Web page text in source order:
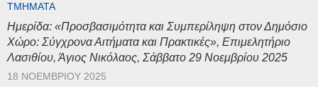
ΤΜΉΜΑΤΑ
Ημερίδα: «Προσβασιμότητα και Συμπερίληψη στον Δημόσιο
Χώρο: Σύγχρονα Αιτήματα και Πρακτικές», Επιμελητήριο
Λασιθίου, Άγιος Νικόλαος, Σάββατο 29 Νοεμβρίου 2025
18 ΝΟΕΜΒΡΊΟΥ 2025